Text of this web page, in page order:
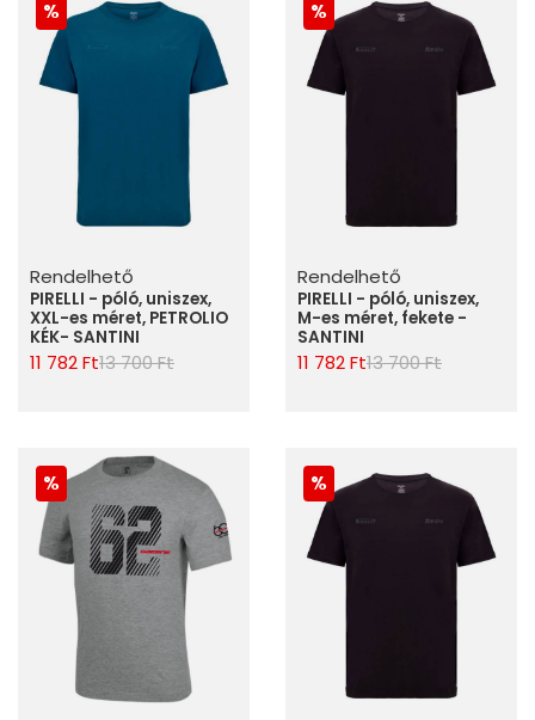
Rendelhető
PIRELLI - póló, uniszex,
XXL-es méret, PETROLIO
KÉK- SANTINI
11 782 Ft13 700 Ft
Rendelhető
PIRELLI - póló, uniszex,
M-es méret, fekete -
SANTINI
11 782 Ft13 700 Ft